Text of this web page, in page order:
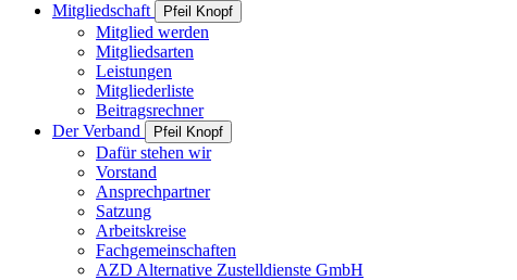
Mitgliedschaft
Pfeil Knopf
Mitglied werden
Mitgliedsarten
Leistungen
Mitgliederliste
Beitragsrechner
Der Verband
Pfeil Knopf
Dafür stehen wir
Vorstand
Ansprechpartner
Satzung
Arbeitskreise
Fachgemeinschaften
AZD Alternative Zustelldienste GmbH